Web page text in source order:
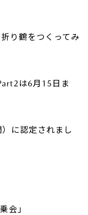
り鶴をつくってみ
は6月15日ま
に認定されまし
会」